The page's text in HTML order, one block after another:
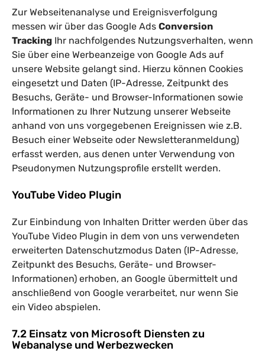
Zur Webseitenanalyse und Ereignisverfolgung
messen wir über das Google Ads Conversion
Tracking Ihr nachfolgendes Nutzungsverhalten, wenn
Sie über eine Werbeanzeige von Google Ads auf
unsere Website gelangt sind. Hierzu können Cookies
eingesetzt und Daten (IP-Adresse, Zeitpunkt des
Besuchs, Geräte- und Browser-Informationen sowie
Informationen zu Ihrer Nutzung unserer Webseite
anhand von uns vorgegebenen Ereignissen wie z.B.
Besuch einer Webseite oder Newsletteranmeldung)
erfasst werden, aus denen unter Verwendung von
Pseudonymen Nutzungsprofile erstellt werden.
YouTube Video Plugin
Zur Einbindung von Inhalten Dritter werden über das
YouTube Video Plugin in dem von uns verwendeten
erweiterten Datenschutzmodus Daten (IP-Adresse,
Zeitpunkt des Besuchs, Geräte- und Browser-
Informationen) erhoben, an Google übermittelt und
anschließend von Google verarbeitet, nur wenn Sie
ein Video abspielen.
7.2 Einsatz von Microsoft Diensten zu
Webanalyse und Werbezwecken